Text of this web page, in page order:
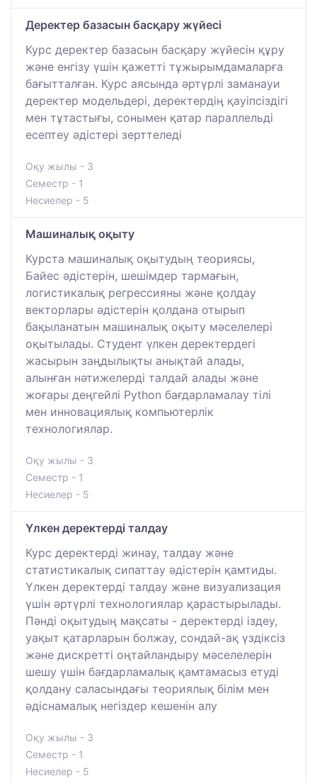
Деректер базасын басқару жүйесі
Курс деректер базасын басқару жүйесін құру
және енгізу үшін қажетті тұжырымдамаларға
бағытталған. Курс аясында әртүрлі заманауи
деректер модельдері, деректердің қауіпсіздігі
мен тұтастығы, сонымен қатар параллельді
есептеу әдістері зерттеледі
Оқу жылы - 3
Семестр - 1
Несиелер - 5
Машиналық оқыту
Курста машиналық оқытудың теориясы,
Байес әдістерін, шешімдер тармағын,
логистикалық регрессияны және қолдау
векторлары әдістерін қолдана отырып
бақыланатын машиналық оқыту мәселелері
оқытылады. Студент үлкен деректердегі
жасырын заңдылықты анықтай алады,
алынған нәтижелерді талдай алады және
жоғары деңгейлі Python бағдарламалау тілі
мен инновациялық компьютерлік
технологиялар.
Оқу жылы - 3
Семестр - 1
Несиелер - 5
Үлкен деректерді талдау
Курс деректерді жинау, талдау және
статистикалық сипаттау әдістерін қамтиды.
Үлкен деректерді талдау және визуализация
үшін әртүрлі технологиялар қарастырылады.
Пәнді оқытудың мақсаты - деректерді іздеу,
уақыт қатарларын болжау, сондай-ақ үздіксіз
және дискретті оңтайландыру мәселелерін
шешу үшін бағдарламалық қамтамасыз етуді
қолдану саласындағы теориялық білім мен
әдіснамалық негіздер кешенін алу
Оқу жылы - 3
Семестр - 1
Несиелер - 5